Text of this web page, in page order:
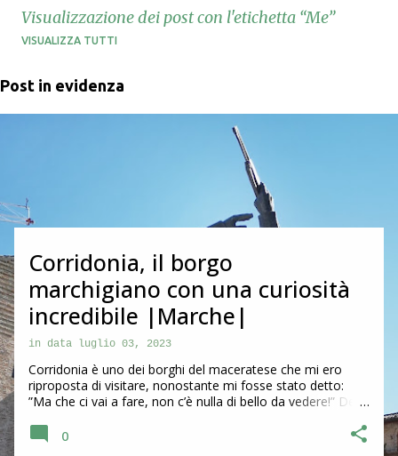
Visualizzazione dei post con l'etichetta Me
VISUALIZZA TUTTI
Post in evidenza
Corridonia, il borgo
marchigiano con una curiosità
incredibile |Marche|
in data luglio 03, 2023
Corridonia è uno dei borghi del maceratese che mi ero
riproposta di visitare, nonostante mi fosse stato detto:
”Ma che ci vai a fare, non c’è nulla di bello da vedere!” Devo
e quindi ha prevalso più di prima la curiosità di andare a
0